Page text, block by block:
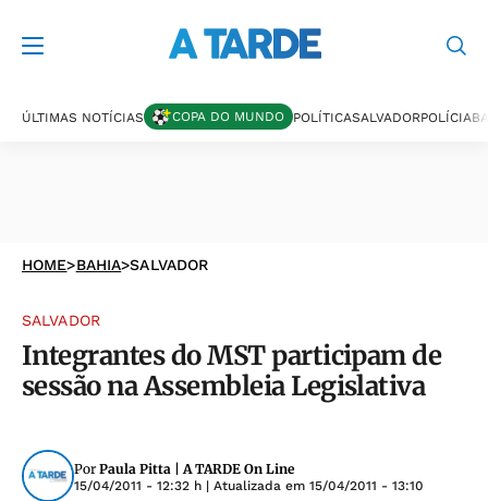
ÚLTIMAS NOTÍCIAS COPA DO MUNDO POLÍTICASALVADORPOLÍCIA
HOME>BAHIA>SALVADOR
SALVADOR
Integrantes do MST participam de
sessão na Assembleia Legislativa
Por Paula Pitta | A TARDE On Line
15/04/2011 - 12:32 h | Atualizada em 15/04/2011 - 13:10